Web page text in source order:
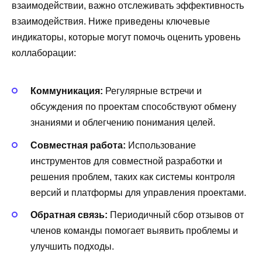
взаимодействии, важно отслеживать эффективность
взаимодействия. Ниже приведены ключевые
индикаторы, которые могут помочь оценить уровень
коллаборации:
Коммуникация: Регулярные встречи и
обсуждения по проектам способствуют обмену
знаниями и облегчению понимания целей.
Совместная работа: Использование
инструментов для совместной разработки и
решения проблем, таких как системы контроля
версий и платформы для управления проектами.
Обратная связь: Периодичный сбор отзывов от
членов команды помогает выявить проблемы и
улучшить подходы.